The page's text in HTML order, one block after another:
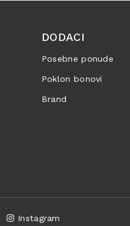
DODACI
Posebne ponude
Poklon bonovi
Brand
Instagram